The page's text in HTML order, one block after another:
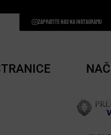
Zapratite nas na instagramu